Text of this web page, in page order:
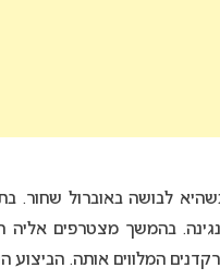
כשהיא לבושה באוברול
בהמשך מצטרפים
המלווים אותה.